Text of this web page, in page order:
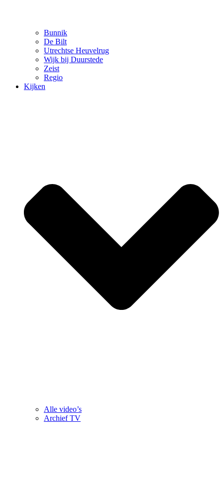
Bunnik
De Bilt
Utrechtse Heuvelrug
Wijk bij Duurstede
Zeist
Regio
Kijken
Alle video’s
Archief TV